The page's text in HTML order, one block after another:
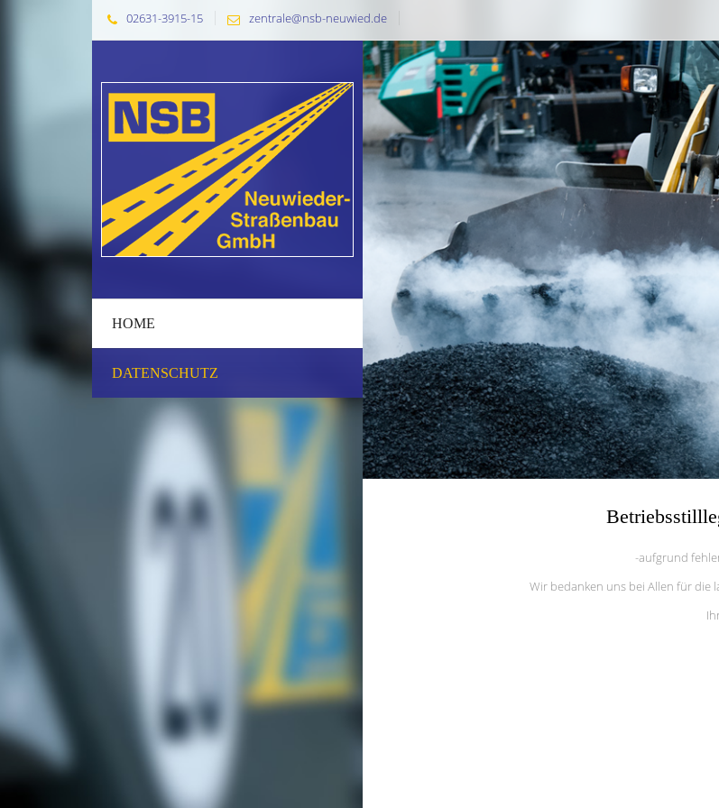
02631-3915-15 zentrale@nsb-neuwied.de
HOME
DATENSCHUTZ
-aufgrund
Wir bedanken uns bei Allen für die